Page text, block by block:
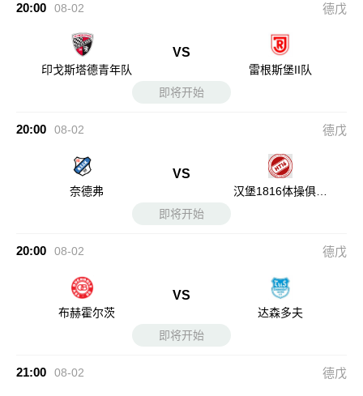
20:00 08-02 德戊
印戈斯塔德青年队
VS
雷根斯堡II队
即将开始
20:00 08-02 德戊
奈德弗
VS
汉堡1816体操俱乐
即将开始
20:00 08-02 德戊
布赫霍尔茨
VS
达森多夫
即将开始
21:00 08-02 德戊